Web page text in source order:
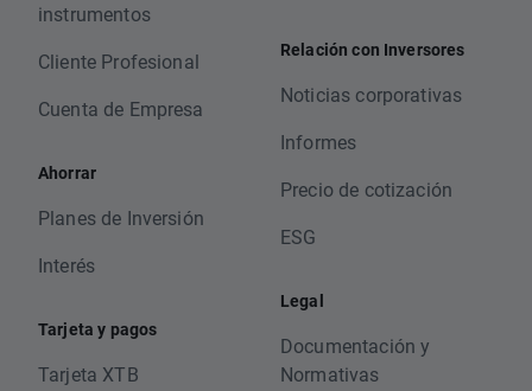
instrumentos
Cliente Profesional
Cuenta de Empresa
Ahorrar
Planes de Inversión
Interés
Tarjeta y pagos
Tarjeta XTB
Relación con Inversores
Noticias corporativas
Informes
Precio de cotización
ESG
Legal
Documentación y
Normativas